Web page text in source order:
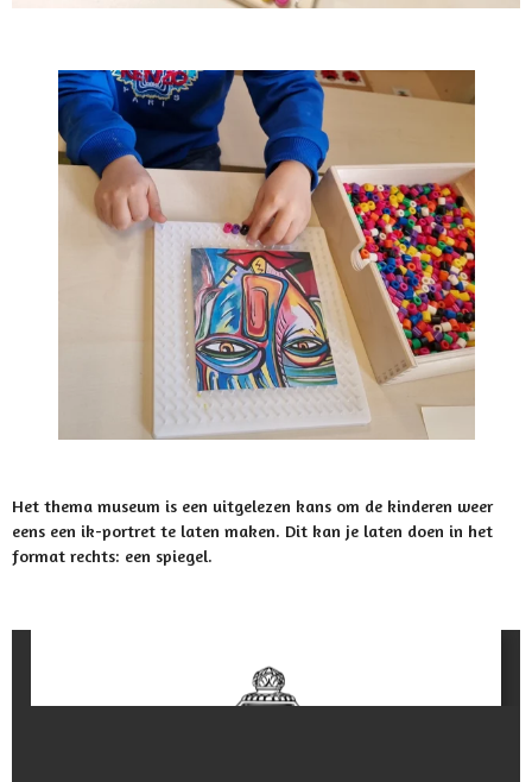
Het thema museum is een uitgelezen kans om de kinderen weer
eens een ik-portret te laten maken. Dit kan je laten doen in het
format rechts: een spiegel.